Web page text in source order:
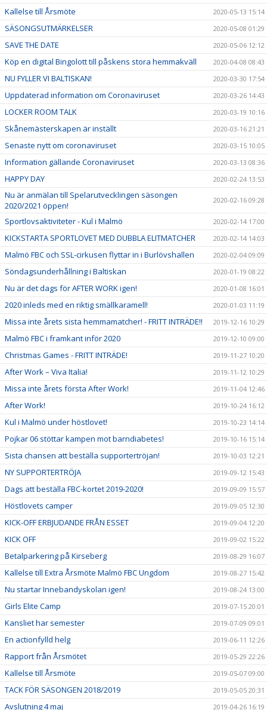
Kallelse till Årsmöte 2020-05-13 15:14
SÄSONGSUTMÄRKELSER 2020-05-08 01:29
SAVE THE DATE 2020-05-06 12:12
Köp en digital Bingolott till påskens stora hemmakväll 2020-04-08 08:43
NU FYLLER VI BALTISKAN! 2020-03-30 17:54
Uppdaterad information om Coronaviruset 2020-03-26 14:43
LOCKER ROOM TALK 2020-03-19 10:16
Skånemästerskapen är inställt 2020-03-16 21:21
Senaste nytt om coronaviruset 2020-03-15 10:05
Information gällande Coronaviruset 2020-03-13 08:36
HAPPY DAY 2020-02-24 13:53
Nu är anmälan till Spelarutvecklingen säsongen
2020/2021 öppen!
2020-02-16 09:28
Sportlovsaktiviteter - Kul i Malmö 2020-02-14 17:00
KICKSTARTA SPORTLOVET MED DUBBLA ELITMATCHER 2020-02-14 14:03
Malmö FBC och SSL-cirkusen flyttar in i Burlövshallen 2020-02-04 09:09
Söndagsunderhållning i Baltiskan 2020-01-19 08:22
Nu är det dags för AFTER WORK igen! 2020-01-08 16:01
2020 inleds med en riktig smällkaramell! 2020-01-03 11:19
Missa inte årets sista hemmamatcher! - FRITT INTRÄDE!! 2019-12-16 10:29
Malmö FBC i framkant inför 2020 2019-12-10 09:00
Christmas Games - FRITT INTRÄDE! 2019-11-27 10:20
After Work – Viva Italia! 2019-11-12 10:29
Missa inte årets första After Work! 2019-11-04 12:46
After Work! 2019-10-24 16:12
Kul i Malmö under höstlovet! 2019-10-23 14:14
Pojkar 06 stöttar kampen mot barndiabetes! 2019-10-16 15:14
Sista chansen att beställa supportertröjan! 2019-10-03 12:21
NY SUPPORTERTRÖJA 2019-09-12 15:43
Dags att beställa FBC-kortet 2019-2020! 2019-09-09 15:57
Höstlovets camper 2019-09-05 12:30
KICK-OFF ERBJUDANDE FRÅN ESSET 2019-09-04 12:20
KICK OFF 2019-09-02 15:22
Betalparkering på Kirseberg 2019-08-29 16:07
Kallelse till Extra Årsmöte Malmö FBC Ungdom 2019-08-27 15:42
Nu startar Innebandyskolan igen! 2019-08-24 13:00
Girls Elite Camp 2019-07-15 20:01
Kansliet har semester 2019-07-09 09:01
En actionfylld helg 2019-06-11 12:26
Rapport från Årsmötet 2019-05-29 22:26
Kallelse till Årsmöte 2019-05-07 09:00
TACK FÖR SÄSONGEN 2018/2019 2019-05-05 20:31
Avslutning 4 maj 2019-04-26 16:19